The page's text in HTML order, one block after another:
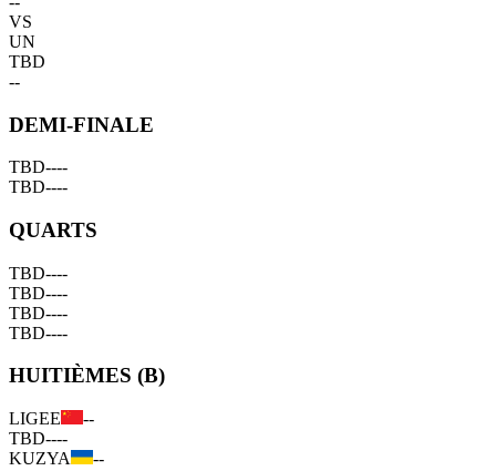
VS
UN
TBD
--
DEMI-FINALE
TBD----
TBD----
QUARTS
TBD----
TBD----
TBD----
TBD----
HUITIÈMES (B)
LIGEE
--
TBD----
KUZYA
--